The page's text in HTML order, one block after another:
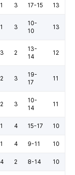
1 3 17-15 13
1 3
10-
10
13
3 2
13-
14
12
2 3
19-
17
11
2 3
10-
14
11
1 4 15-17 10
1 4 9-11 10
4 2 8-14 10